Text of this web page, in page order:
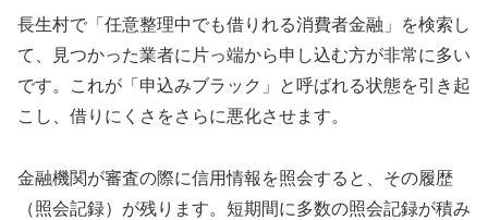
長生村で「任意整理中でも借りれる消費者金融」を検索し
て、見つかった業者に片っ端から申し込む方が非常に多い
です。これが「申込みブラック」と呼ばれる状態を引き起
こし、借りにくさをさらに悪化させます。
金融機関が審査の際に信用情報を照会すると、その履歴
（照会記録）が残ります。短期間に多数の照会記録が積み